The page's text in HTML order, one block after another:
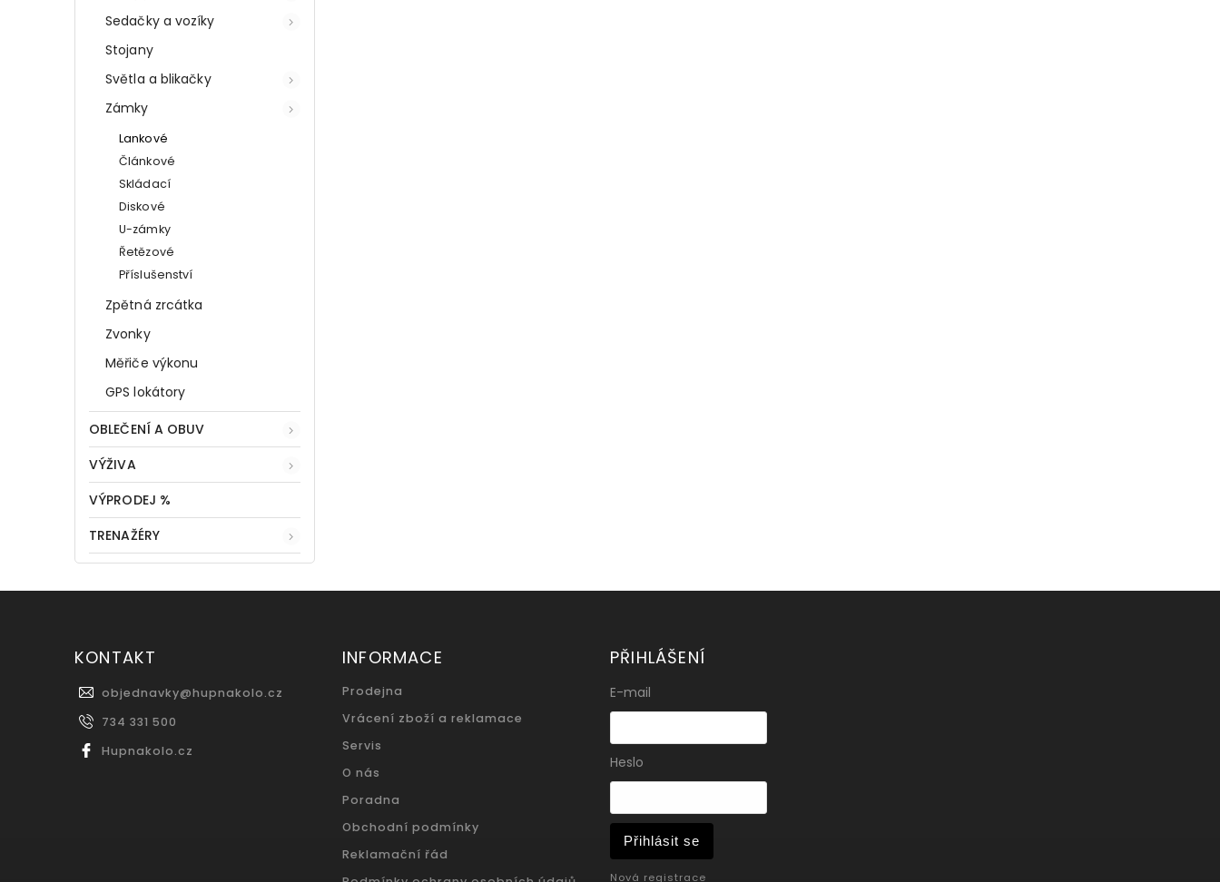
Sedačky a vozíky
Stojany
Světla a blikačky
Zámky
Lankové
Článkové
Skládací
Diskové
U-zámky
Řetězové
Příslušenství
Zpětná zrcátka
Zvonky
Měřiče výkonu
GPS lokátory
OBLEČENÍ A OBUV
VÝŽIVA
VÝPRODEJ %
TRENAŽÉRY
KONTAKT
objednavky@hupnakolo.cz
734 331 500
Hupnakolo.cz
INFORMACE
Prodejna
Vrácení zboží a reklamace
Servis
O nás
Poradna
Obchodní podmínky
Reklamační řád
PŘIHLÁŠENÍ
E-mail
Heslo
Přihlásit se
Nová registrace